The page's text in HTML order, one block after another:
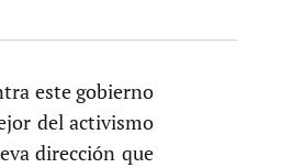
este gobierno
del activismo
dirección que